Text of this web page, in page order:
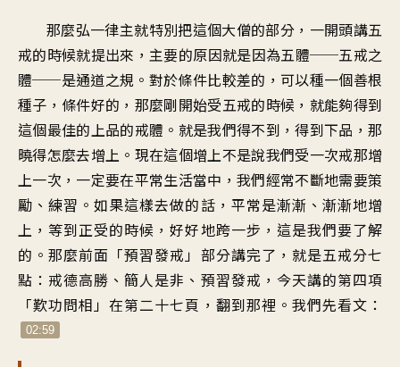
那麼弘一律主就特別把這個大僧的部分，一開頭講五
戒的時候就提出來，主要的原因就是因為五體──五戒之
體──是通道之規。對於條件比較差的，可以種一個善根
種子，條件好的，那麼剛開始受五戒的時候，就能夠得到
這個最佳的上品的戒體。就是我們得不到，得到下品，那
曉得怎麼去增上。現在這個增上不是說我們受一次戒那增
上一次，一定要在平常生活當中，我們經常不斷地需要策
勵、練習。如果這樣去做的話，平常是漸漸、漸漸地增
上，等到正受的時候，好好地跨一步，這是我們要了解
的。那麼前面「預習發戒」部分講完了，就是五戒分七
點：戒德高勝、簡人是非、預習發戒，今天講的第四項
「歎功問相」在第二十七頁，翻到那裡。我們先看文：
02:59